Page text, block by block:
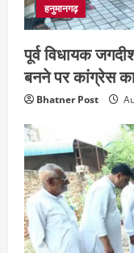
हनुमानगढ़
पूर्व विधायक
बनने पर कांग्रेस
Bhatner Post